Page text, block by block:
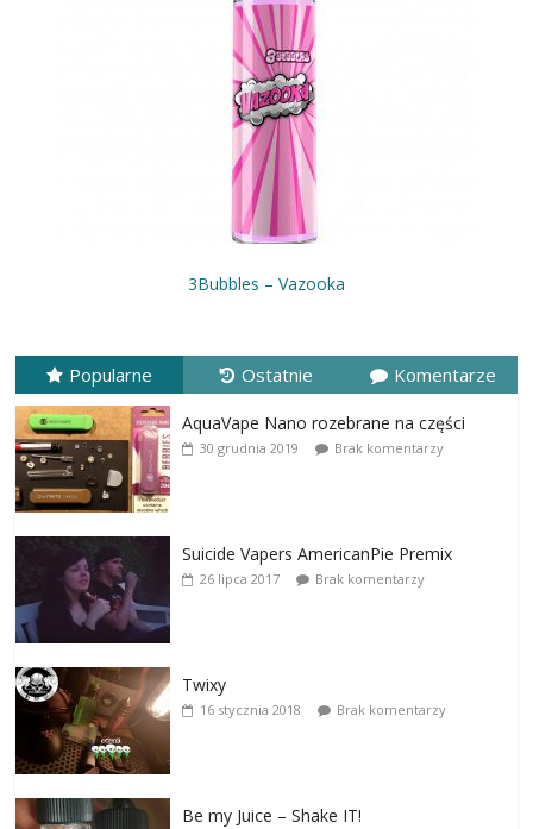
3Bubbles – Vazooka
Popularne Ostatnie Komentarze
AquaVape Nano rozebrane na części
30 grudnia 2019 Brak komentarzy
Suicide Vapers AmericanPie Premix
26 lipca 2017 Brak komentarzy
Twixy
16 stycznia 2018 Brak komentarzy
Be my Juice – Shake IT!